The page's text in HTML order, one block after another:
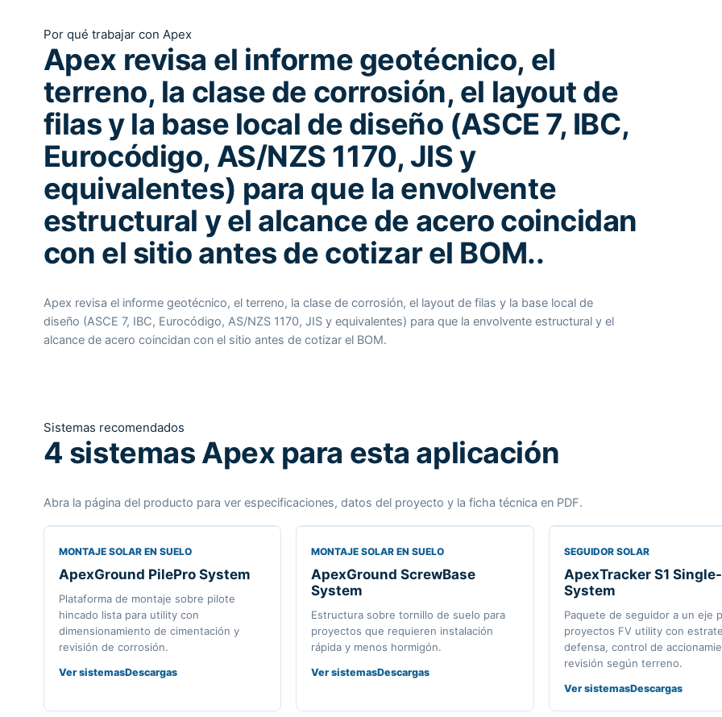
Por qué trabajar con Apex
Apex revisa el informe geotécnico, el
terreno, la clase de corrosión, el layout de
filas y la base local de diseño (ASCE 7, IBC,
Eurocódigo, AS/NZS 1170, JIS y
equivalentes) para que la envolvente
estructural y el alcance de acero coincidan
con el sitio antes de cotizar el BOM..
Apex revisa el informe geotécnico, el terreno, la clase de corrosión, el layout de filas y la base local de
diseño (ASCE 7, IBC, Eurocódigo, AS/NZS 1170, JIS y equivalentes) para que la envolvente estructural y el
alcance de acero coincidan con el sitio antes de cotizar el BOM.
Sistemas recomendados
4 sistemas Apex para esta aplicación
Abra la página del producto para ver especificaciones, datos del proyecto y la ficha técnica en PDF.
MONTAJE SOLAR EN SUELO
ApexGround PilePro System
Plataforma de montaje sobre pilote
hincado lista para utility con
dimensionamiento de cimentación y
revisión de corrosión.
Ver sistemasDescargas
MONTAJE SOLAR EN SUELO
ApexGround ScrewBase
System
Estructura sobre tornillo de suelo para
proyectos que requieren instalación
rápida y menos hormigón.
Ver sistemasDescargas
SEGUIDOR SOLAR
ApexTracker S1
System
Paquete de seguidor a un eje
proyectos FV utility con
defensa, control de
revisión según terreno.
Ver sistemasDescargas